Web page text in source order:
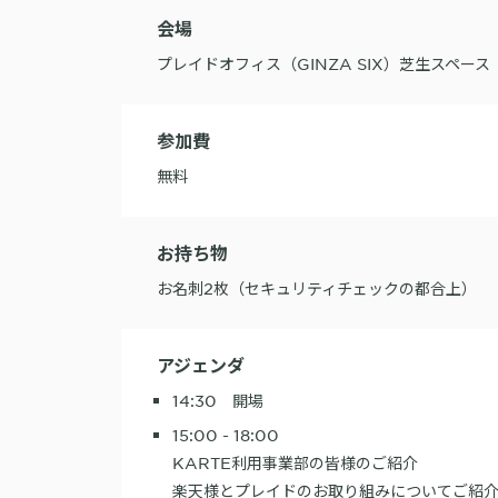
会場
プレイドオフィス（GINZA SIX）芝生スペース
参加費
無料
お持ち物
お名刺2枚（セキュリティチェックの都合上）
アジェンダ
14:30 開場
15:00 - 18:00
KARTE利用事業部の皆様のご紹介
楽天様とプレイドのお取り組みについてご紹